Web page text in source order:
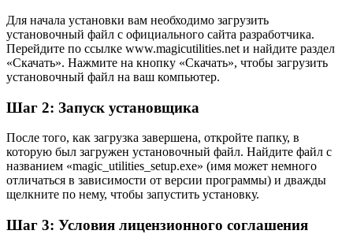
Для начала установки вам необходимо загрузить
установочный файл с официального сайта разработчика.
Перейдите по ссылке www.magicutilities.net и найдите раздел
«Скачать». Нажмите на кнопку «Скачать», чтобы загрузить
установочный файл на ваш компьютер.
Шаг 2: Запуск установщика
После того, как загрузка завершена, откройте папку, в
которую был загружен установочный файл. Найдите файл с
названием «magic_utilities_setup.exe» (имя может немного
отличаться в зависимости от версии программы) и дважды
щелкните по нему, чтобы запустить установку.
Шаг 3: Условия лицензионного соглашения